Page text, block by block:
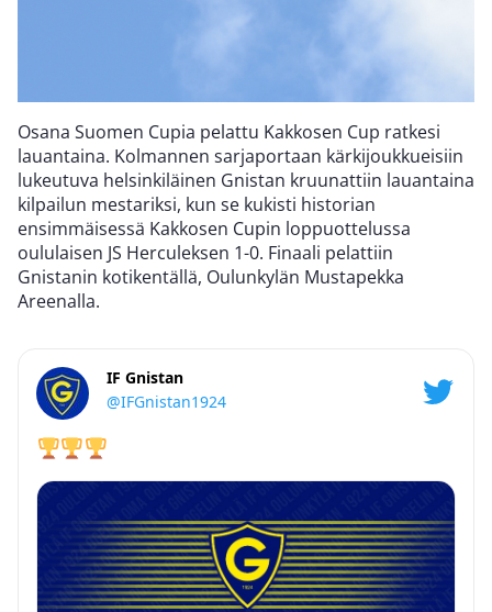
Osana Suomen Cupia pelattu Kakkosen Cup ratkesi
lauantaina. Kolmannen sarjaportaan kärkijoukkueisiin
lukeutuva helsinkiläinen Gnistan kruunattiin lauantaina
kilpailun mestariksi, kun se kukisti historian
ensimmäisessä Kakkosen Cupin loppuottelussa
oululaisen JS Herculeksen 1-0. Finaali pelattiin
Gnistanin kotikentällä, Oulunkylän Mustapekka
Areenalla.
IF Gnistan
@IFGnistan1924